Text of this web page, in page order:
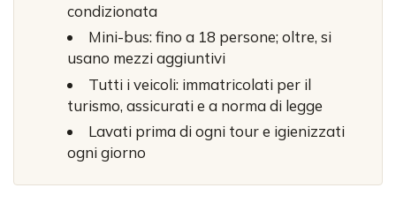
condizionata
Mini-bus: fino a 18 persone; oltre, si
usano mezzi aggiuntivi
Tutti i veicoli: immatricolati per il
turismo, assicurati e a norma di legge
Lavati prima di ogni tour e igienizzati
ogni giorno